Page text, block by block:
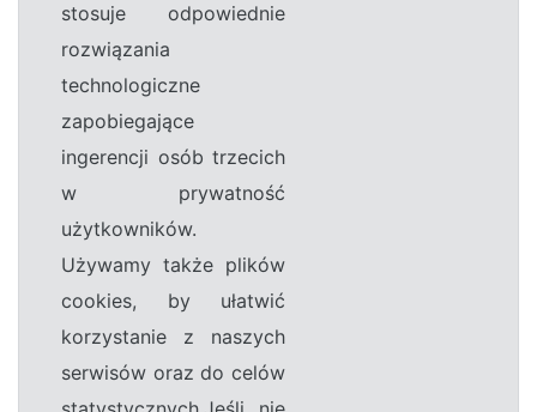
stosuje odpowiednie
rozwiązania
technologiczne
zapobiegające
ingerencji osób trzecich
w prywatność
użytkowników.
Używamy także plików
cookies, by ułatwić
korzystanie z naszych
serwisów oraz do celów